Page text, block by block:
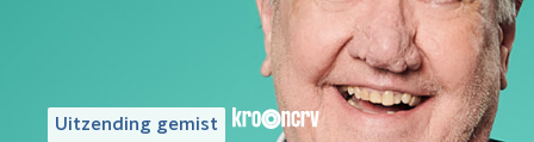
Uitzending gemist